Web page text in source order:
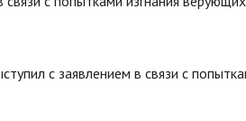
с заявлением в связи с